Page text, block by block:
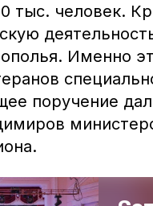
тыс. человек.
Именно
поручение